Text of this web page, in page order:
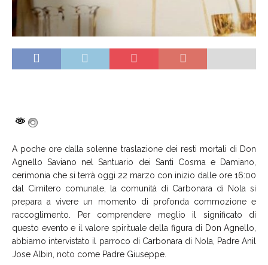
A poche ore dalla solenne traslazione dei resti mortali di Don
Agnello Saviano nel Santuario dei Santi Cosma e Damiano,
cerimonia che si terrà oggi 22 marzo con inizio dalle ore 16:00
dal Cimitero comunale, la comunità di Carbonara di Nola si
prepara a vivere un momento di profonda commozione e
raccoglimento. Per comprendere meglio il significato di
questo evento e il valore spirituale della figura di Don Agnello,
abbiamo intervistato il parroco di Carbonara di Nola, Padre Anil
Jose Albin, noto come Padre Giuseppe.